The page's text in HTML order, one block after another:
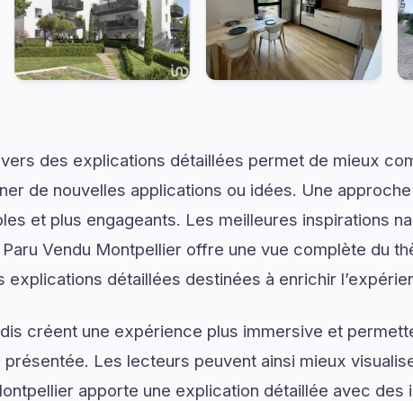
des explications détaillées permet de mieux
de nouvelles applications ou idées. Une
et plus engageants. Les meilleures inspirations
Vendu Montpellier offre une vue complète du
explications détaillées destinées à enrichir
créent une expérience plus immersive et
présentée. Les lecteurs peuvent ainsi mieux
apporte une explication détaillée avec des